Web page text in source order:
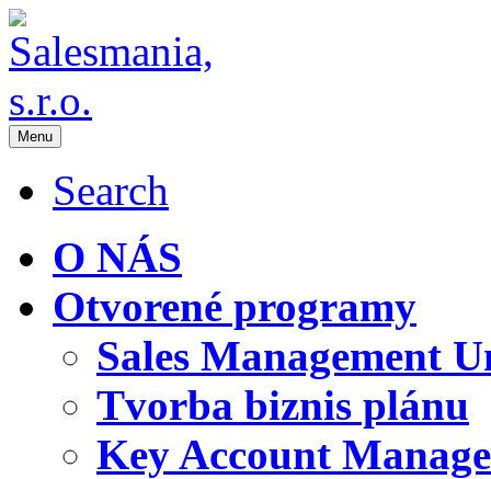
Menu
Search
O NÁS
Otvorené programy
Sales Management
Tvorba biznis plánu
Key Account